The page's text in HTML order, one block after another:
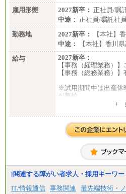
雇用形態
2027新卒： 正社員/嘱
中途： 正社員/嘱託社員
勤務地
2027新卒：
【本社】
中途：
【本社】香川
給与
2027新卒：
【事務（経理業務）
【事務（総務業務）
※試用期間中は出産休
が無給
円
【事務（総務業務）】
+
[関連する障がい者求人・採用キーワ
IT/情報通信 事務関連 最先端技術・